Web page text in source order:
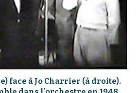
face à Jo Charrier (à droite).